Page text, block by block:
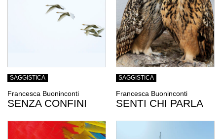
SAGGISTICA
Francesca Buoninconti
SENZA CONFINI
SAGGISTICA
Francesca Buoninconti
SENTI CHI PARLA